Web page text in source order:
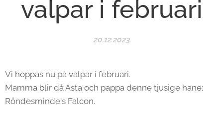
valpar i februari
20.12.2023
Vi hoppas nu på valpar i februari.
Mamma blir då Asta och pappa denne tjusige hane;
Röndesminde's Falcon.